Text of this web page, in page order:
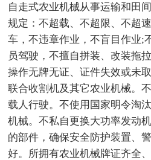
自走式农业机械从事运输和田
规定：不超载、不超限、不超
车，不违章作业，不盲目作业;
员驾驶，不擅自拼装、改装拖
操作无牌无证、证件失效或未
联合收割机及其它农业机械。
载人行驶。不使用国家明令淘
机械。不私自更换大功率发动
的部件，确保安全防护装置、
好。所拥有农业机械牌证齐全